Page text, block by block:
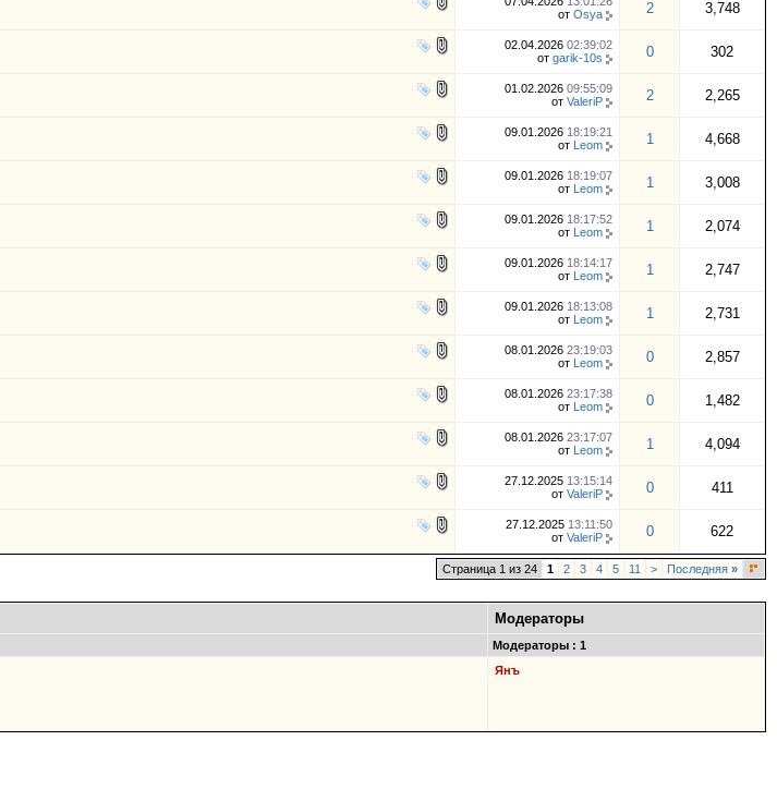
от Osya 2 3,748
02.04.2026 02:39:02
от garik-10s 0 302
01.02.2026 09:55:09
от ValeriP 2 2,265
09.01.2026 18:19:21
от Leom 1 4,668
09.01.2026 18:19:07
от Leom 1 3,008
09.01.2026 18:17:52
от Leom 1 2,074
09.01.2026 18:14:17
от Leom 1 2,747
09.01.2026 18:13:08
от Leom 1 2,731
08.01.2026 23:19:03
от Leom 0 2,857
08.01.2026 23:17:38
от Leom 0 1,482
08.01.2026 23:17:07
от Leom 1 4,094
27.12.2025 13:15:14
от ValeriP 0 411
27.12.2025 13:11:50
от ValeriP 0 622
Страница 1 из 24 1 2 3 4 5 11 > Последняя »
Модераторы
Модераторы : 1
Янъ